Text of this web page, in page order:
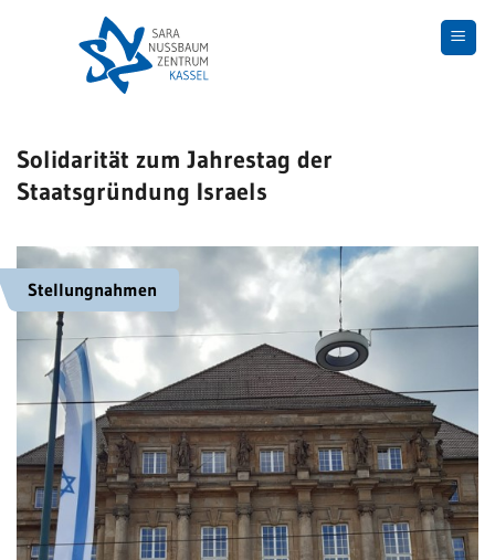
Solidarität zum Jahrestag der
Staatsgründung Israels
Stellungnahmen